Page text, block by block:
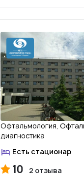
Офтальмология,
диагностика
Есть стационар
10 2 отзыва